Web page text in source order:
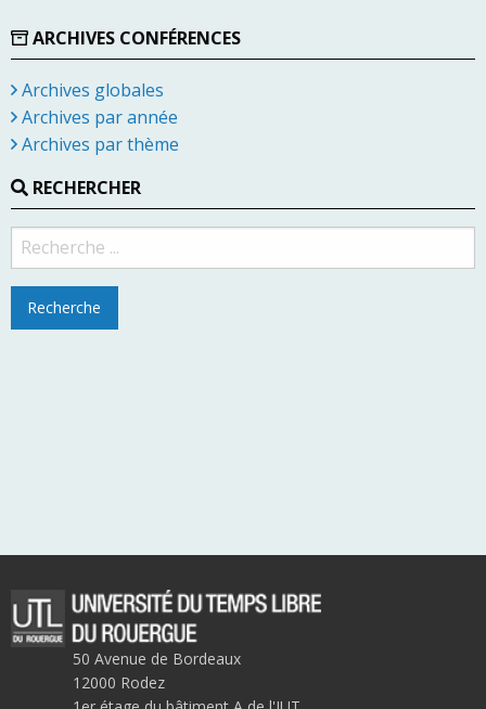
ARCHIVES CONFÉRENCES
Archives globales
Archives par année
Archives par thème
RECHERCHER
50 Avenue de Bordeaux
12000 Rodez